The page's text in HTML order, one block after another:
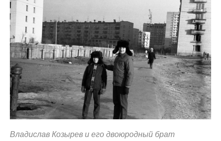
Владислав Козырев и его двоюродный брат